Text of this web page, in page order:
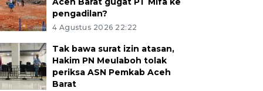
pengadilan?
4 Agustus 2026 22:22
Tak bawa surat izin atasan,
Hakim PN Meulaboh tolak
periksa ASN Pemkab Aceh
Barat